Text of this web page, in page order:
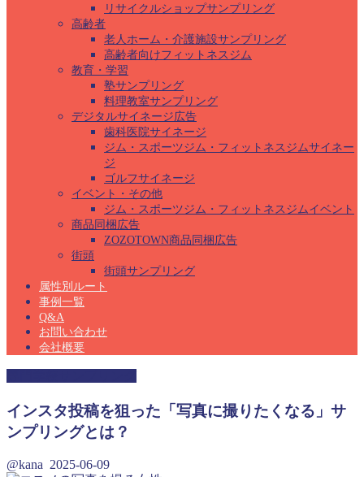
リサイクルショップサンプリング
高齢者
老人ホーム・介護施設サンプリング
高齢者向けフィットネスジム
教育・学習
塾サンプリング
料理教室サンプリング
デジタルサイネージ広告
歯科医院サイネージ
ジム・スポーツジム・フィットネスジムサイネー
ジ
ゴルフサイネージ
イベント・その他
ジム・スポーツジム・フィットネスジムイベント
商品同梱広告
ZOZOTOWN商品同梱広告
街頭
街頭サンプリング
属性別ルート
事例一覧
Q&A
お問い合わせ
会社概要
インスタ投稿を狙った「写真に撮りたくなる」サ
ンプリングとは？
@kana 2025-06-09